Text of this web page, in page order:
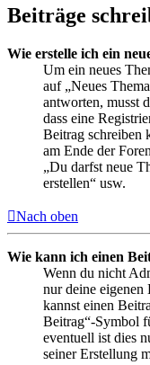
Beiträge
Wie erstelle ich ein
Um ein neues
auf „Neues
antworten, musst
dass eine
Beitrag schreiben
am Ende der
„Du darfst neue
erstellen“ usw.
Nach oben
Wie kann ich einen
Wenn du nicht
nur deine eigenen
kannst einen
Beitrag“-Symbol
eventuell ist dies
seiner Erstellung